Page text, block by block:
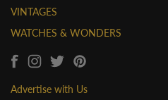
VINTAGES
WATCHES & WONDERS
Advertise with Us